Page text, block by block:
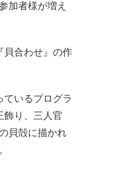
加者様が増え
貝合わせ』の作
ているプログラ
飾り、三人官
貝殻に描かれ